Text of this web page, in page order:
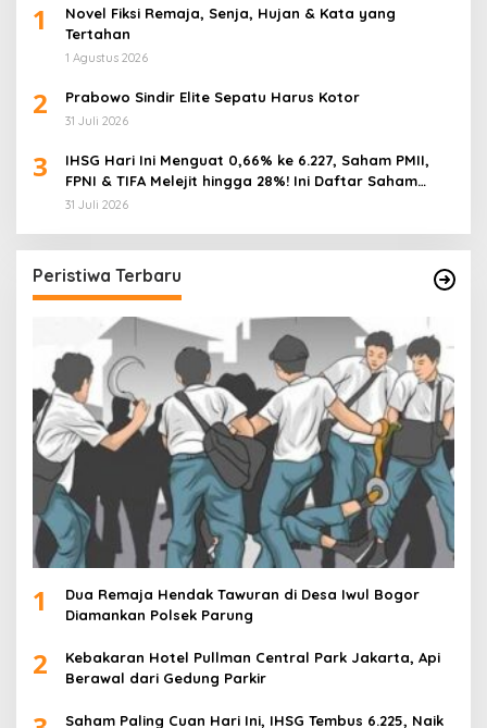
1
Novel Fiksi Remaja, Senja, Hujan & Kata yang
Tertahan
1 Agustus 2026
2 Prabowo Sindir Elite Sepatu Harus Kotor
31 Juli 2026
3
IHSG Hari Ini Menguat 0,66% ke 6.227, Saham PMII,
FPNI & TIFA Melejit hingga 28%! Ini Daftar Saham
Paling Cuan & Volume Tertinggi 31 Juli 2026
31 Juli 2026
Peristiwa Terbaru
1
Dua Remaja Hendak Tawuran di Desa Iwul Bogor
Diamankan Polsek Parung
2
Kebakaran Hotel Pullman Central Park Jakarta, Api
Berawal dari Gedung Parkir
Saham Paling Cuan Hari Ini, IHSG Tembus 6.225, Naik